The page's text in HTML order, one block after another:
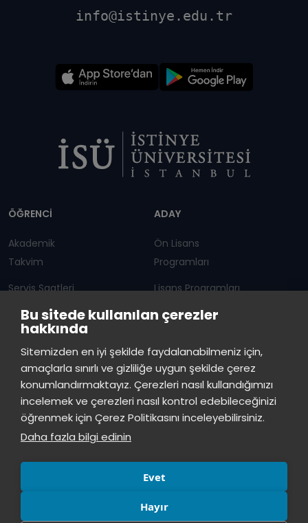
Bu sitede kullanılan çerezler
hakkında
Sitemizden en iyi şekilde faydalanabilmeniz için,
amaçlarla sınırlı ve gizliliğe uygun şekilde çerez
konumlandırmaktayız. Çerezleri nasıl kullandığımızı
incelemek ve çerezleri nasıl kontrol edebileceğinizi
öğrenmek için Çerez Politikasını inceleyebilirsiniz.
Daha fazla bilgi edinin
Evet
Hayır
info@istinye.edu.tr
ÖĞRENCİ
Akademik
Takvim
Servis Saatleri
Duyurular
ADAY
Ön Lisans
Programları
Lisans Programları
Lisansüstü
İSTİNYE
Basın
Kiti
İhaleler İstinye Post Kampüslerimiz
çevrimiçi
İstinye Üniversitesi
Merhaba! Size nasıl yardımcı
olabilirim?